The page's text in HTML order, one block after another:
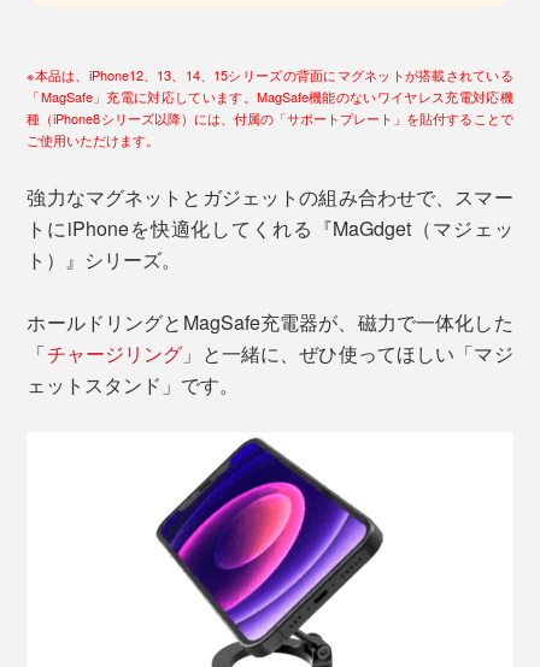
※本品は、iPhone12、13、14、15シリーズの背面にマグネットが搭載されている
「MagSafe」充電に対応しています。MagSafe機能のないワイヤレス充電対応機
種（iPhone8シリーズ以降）には、付属の「サポートプレート」を貼付することで
ご使用いただけます。
強力なマグネットとガジェットの組み合わせで、スマー
トにiPhoneを快適化してくれる『MaGdget（マジェッ
ト）』シリーズ。
ホールドリングとMagSafe充電器が、磁力で一体化した
「チャージリング 」と一緒に、ぜひ使ってほしい「マジ
ェットスタンド」です。